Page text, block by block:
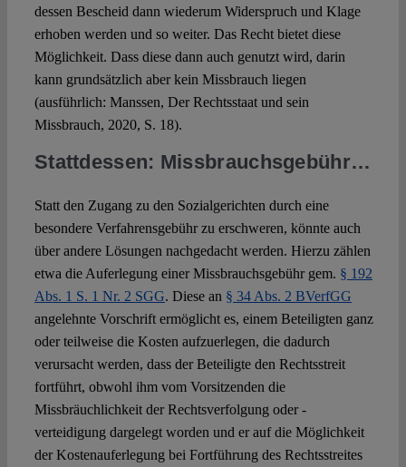
dessen Bescheid dann wiederum Widerspruch und Klage
erhoben werden und so weiter. Das Recht bietet diese
Möglichkeit. Dass diese dann auch genutzt wird, darin
kann grundsätzlich aber kein Missbrauch liegen
(ausführlich: Manssen, Der Rechtsstaat und sein
Missbrauch, 2020, S. 18).
Stattdessen: Missbrauchsgebühr…
Statt den Zugang zu den Sozialgerichten durch eine
besondere Verfahrensgebühr zu erschweren, könnte auch
über andere Lösungen nachgedacht werden. Hierzu zählen
etwa die Auferlegung einer Missbrauchsgebühr gem. § 192
Abs. 1 S. 1 Nr. 2 SGG. Diese an § 34 Abs. 2 BVerfGG
angelehnte Vorschrift ermöglicht es, einem Beteiligten ganz
oder teilweise die Kosten aufzuerlegen, die dadurch
verursacht werden, dass der Beteiligte den Rechtsstreit
fortführt, obwohl ihm vom Vorsitzenden die
Missbräuchlichkeit der Rechtsverfolgung oder -
verteidigung dargelegt worden und er auf die Möglichkeit
der Kostenauferlegung bei Fortführung des Rechtsstreites